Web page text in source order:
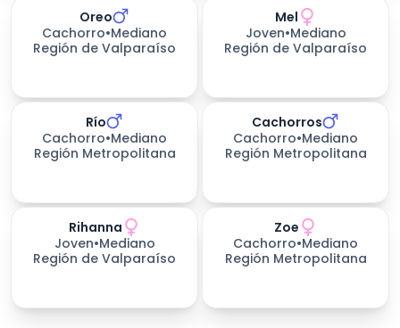
Oreo
Cachorro•Mediano
Región de Valparaíso
Mel
Joven•Mediano
Región de Valparaíso
Río
Cachorro•Mediano
Región Metropolitana
Cachorros
Cachorro•Mediano
Región Metropolitana
días esperando
Rihanna
Joven•Mediano
Región de Valparaíso
Zoe
Cachorro•Mediano
Región Metropolitana